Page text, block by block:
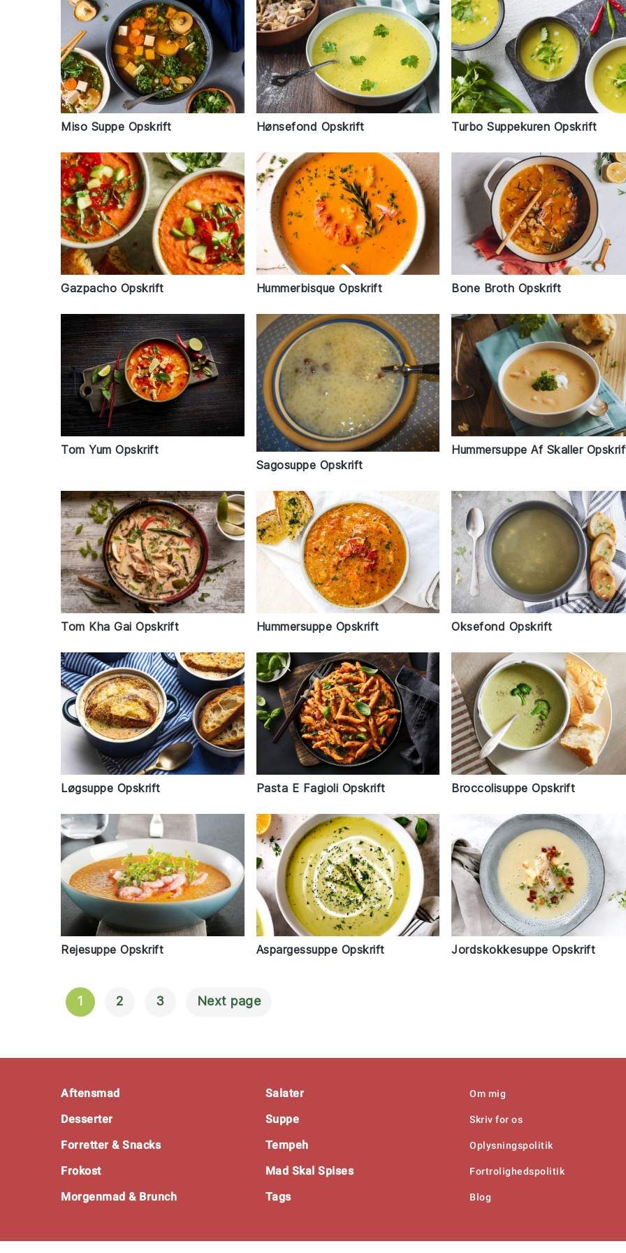
Miso Suppe Opskrift Hønsefond Opskrift Turbo Suppekuren Opskrift
Gazpacho Opskrift Hummerbisque Opskrift Bone Broth Opskrift
Tom Yum Opskrift
Sagosuppe Opskrift
Hummersuppe Af Skaller
Tom Kha Gai Opskrift Hummersuppe Opskrift Oksefond Opskrift
Løgsuppe Opskrift Pasta E Fagioli Opskrift Broccolisuppe Opskrift
Rejesuppe Opskrift Aspargessuppe Opskrift Jordskokkesuppe Opskrift
Navigation
Indlæg
1 2 3 Next page
Aftensmad
Desserter
Forretter & Snacks
Frokost
Morgenmad & Brunch
Salater
Suppe
Tempeh
Mad Skal Spises
Tags
Om mig
Skriv for os
Oplysningspolitik
Fortrolighedspolitik
Blog